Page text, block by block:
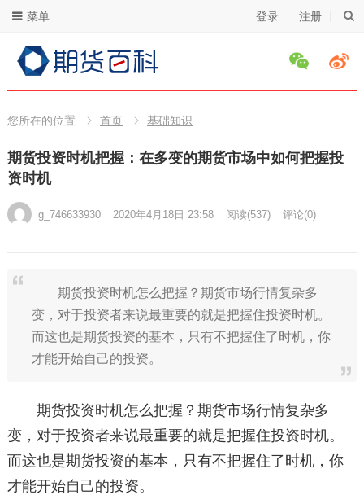
登录 注册
菜单
您所在的位置 首页 基础知识
期货投资时机把握：在多变的期货市场中如何把握投
资时机
g_746633930 2020年4月18日 23:58 阅读(537) 评论(0)
期货投资时机怎么把握？期货市场行情复杂多
变，对于投资者来说最重要的就是把握住投资时机。
而这也是期货投资的基本，只有不把握住了时机，你
才能开始自己的投资。
期货投资时机怎么把握？期货市场行情复杂多
变，对于投资者来说最重要的就是把握住投资时机。
而这也是期货投资的基本，只有不把握住了时机，你
才能开始自己的投资。